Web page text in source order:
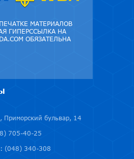
МАТЕРИАЛОВ
ГИПЕРССЫЛКА НА
ОБЯЗАТЕЛЬНА
Приморский бульвар, 14
705-40-25
(048) 340-308